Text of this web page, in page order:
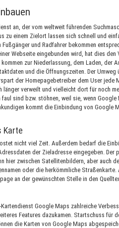
an, der vom weltweit führenden
zu einem Zielort lassen sich schnell und
und Radfahrer bekommen
Webseite eingebunden wird, hat dies
zur Niederlassung, dem Laden,
und die Öffnungszeiten. Der
der Homepagebetreiber dem User
verweilt und vielleicht dort für noch
sind bzw. stöhnen, weil sie, wenn
kommt die Einbindung von Google
Karte
nicht viel Zeit. Außerdem bedarf die
der Zieladresse eingegeben.
hier zwischen Satellitenbildern, aber auch
oder die herkömmliche
an der gewünschten Stelle in den
Google Maps zahlreiche
Features dazukamen. Startschuss für
die Karten von Google Maps